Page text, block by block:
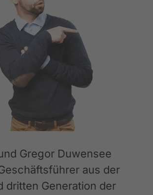
Gregor Duwensee
aus der
dritten Generation der